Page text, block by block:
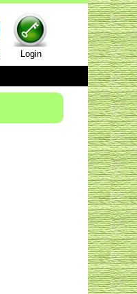
Login